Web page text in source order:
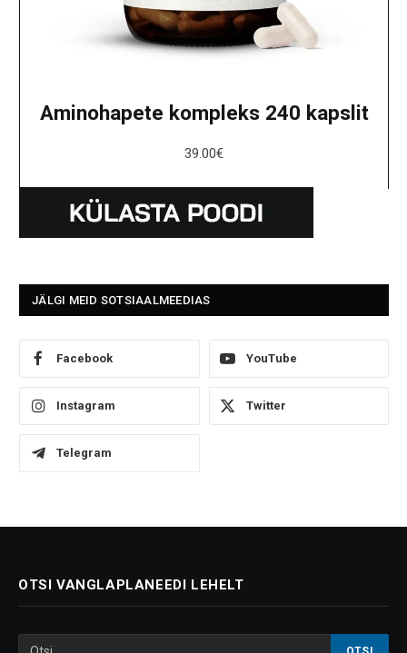
Aminohapete kompleks 240 kapslit
39.00€
JÄLGI MEID SOTSIAALMEEDIAS
Facebook YouTube
Instagram Twitter
Telegram
OTSI VANGLAPLANEEDI LEHELT